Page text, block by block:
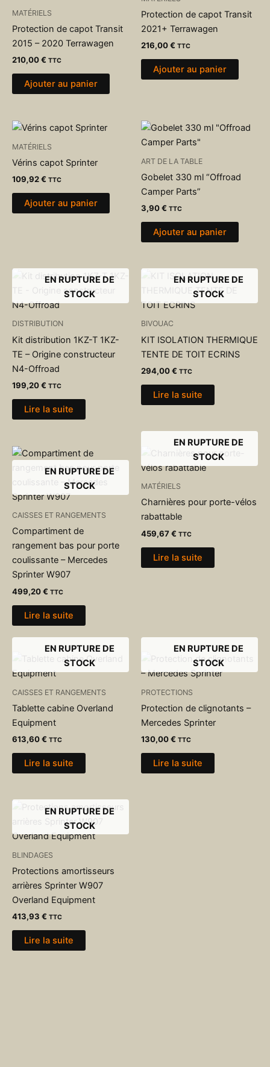
MATÉRIELS
Protection de capot Transit
2015 – 2020 Terrawagen
210,00€ TTC
Ajouter au panier
Protection de capot Transit
2021+ Terrawagen
216,00€ TTC
Ajouter au panier
MATÉRIELS
Vérins capot Sprinter
109,92€ TTC
Ajouter au panier
ART DE LA TABLE
Gobelet 330 ml “Offroad
Camper Parts”
3,90€ TTC
Ajouter au panier
EN RUPTURE DE
STOCK
DISTRIBUTION
Kit distribution 1KZ-T 1KZ-
TE – Origine constructeur
N4-Offroad
199,20€ TTC
Lire la suite
EN RUPTURE DE
STOCK
BIVOUAC
KIT ISOLATION THERMIQUE
TENTE DE TOIT ECRINS
294,00€ TTC
Lire la suite
EN RUPTURE DE
STOCK
CAISSES ET RANGEMENTS
Compartiment de
rangement bas pour porte
coulissante – Mercedes
Sprinter W907
499,20€ TTC
Lire la suite
EN RUPTURE DE
STOCK
MATÉRIELS
Charnières pour porte-vélos
rabattable
459,67€ TTC
Lire la suite
EN RUPTURE DE
STOCK
CAISSES ET RANGEMENTS
Tablette cabine Overland
Equipment
613,60€ TTC
Lire la suite
EN RUPTURE DE
STOCK
PROTECTIONS
Protection de clignotants –
Mercedes Sprinter
130,00€ TTC
Lire la suite
EN RUPTURE DE
STOCK
BLINDAGES
Protections amortisseurs
arrières Sprinter W907
Overland Equipment
413,93 € TTC
Lire la suite